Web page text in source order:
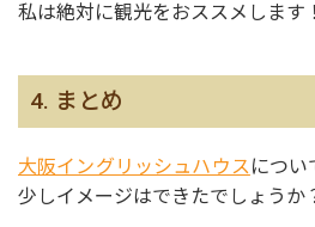
私は絶対に観光をおススメします！
4. まとめ
大阪イングリッシュハウスについ
少しイメージはできたでしょうか